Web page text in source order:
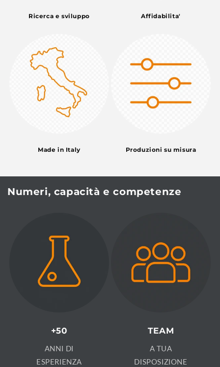
Ricerca e sviluppo Affidabilita'
Made in Italy Produzioni su misura
Numeri, capacità e competenze
+50
ANNI DI
ESPERIENZA
TEAM
A TUA
DISPOSIZIONE